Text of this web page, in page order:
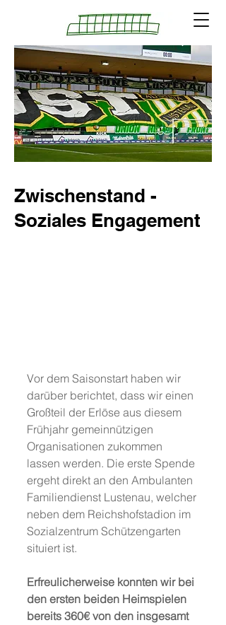
Zwischenstand -
Soziales Engagement
Vor dem Saisonstart haben wir
darüber berichtet, dass wir einen
Großteil der Erlöse aus diesem
Frühjahr gemeinnützigen
Organisationen zukommen
lassen werden. Die erste Spende
ergeht direkt an den Ambulanten
Familiendienst Lustenau, welcher
neben dem Reichshofstadion im
Sozialzentrum Schützengarten
situiert ist.
Erfreulicherweise konnten wir bei
den ersten beiden Heimspielen
bereits 360€ von den insgesamt